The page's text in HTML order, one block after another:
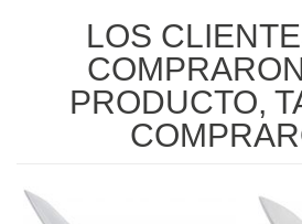
LOS
PRODUCTO,